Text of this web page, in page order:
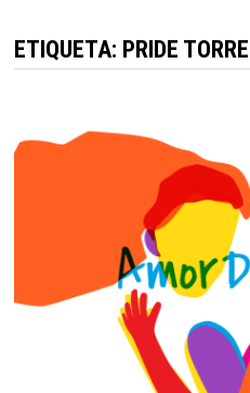
ETIQUETA: PRIDE